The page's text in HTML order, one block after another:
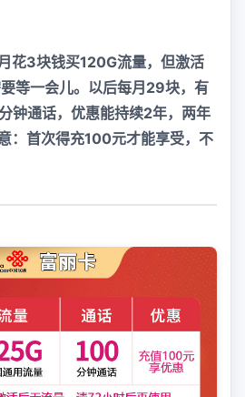
花3块钱买120G流量，但激活
等一会儿。以后每月29块，有
钟通话，优惠能持续2年，两年
：首次得充100元才能享受，不